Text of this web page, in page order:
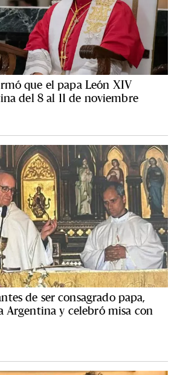
que el papa León XIV
del 8 al 11 de noviembre
de ser consagrado papa,
Argentina y celebró misa con